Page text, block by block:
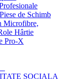
de Schimb
Microfibre,
Hârtie
Pro-X
SOCIALA